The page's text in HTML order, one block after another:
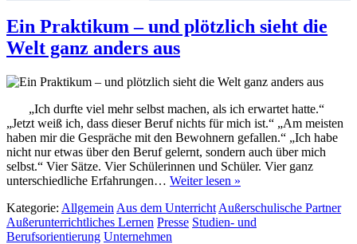
Ein Praktikum – und plötzlich sieht die
Welt ganz anders aus
„Ich durfte viel mehr selbst machen, als ich erwartet hatte.“
„Jetzt weiß ich, dass dieser Beruf nichts für mich ist.“ „Am meisten
haben mir die Gespräche mit den Bewohnern gefallen.“ „Ich habe
nicht nur etwas über den Beruf gelernt, sondern auch über mich
selbst.“ Vier Sätze. Vier Schülerinnen und Schüler. Vier ganz
unterschiedliche Erfahrungen… Weiter lesen »
Kategorie: Allgemein Aus dem Unterricht Außerschulische Partner
Außerunterrichtliches Lernen Presse Studien- und
Berufsorientierung Unternehmen